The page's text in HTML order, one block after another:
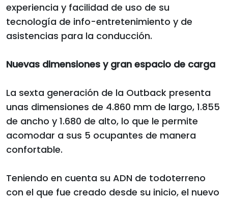
experiencia y facilidad de uso de su
tecnología de info-entretenimiento y de
asistencias para la conducción.
Nuevas dimensiones y gran espacio de carga
La sexta generación de la Outback presenta
unas dimensiones de 4.860 mm de largo, 1.855
de ancho y 1.680 de alto, lo que le permite
acomodar a sus 5 ocupantes de manera
confortable.
Teniendo en cuenta su ADN de todoterreno
con el que fue creado desde su inicio, el nuevo